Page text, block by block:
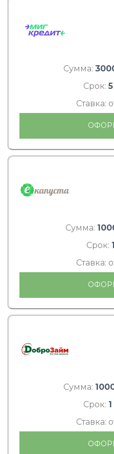
Сумма:
Срок: 5
Ставка:
Сумма:
Срок: 1
Ставка:
Сумма:
Срок: 1
Ставка: